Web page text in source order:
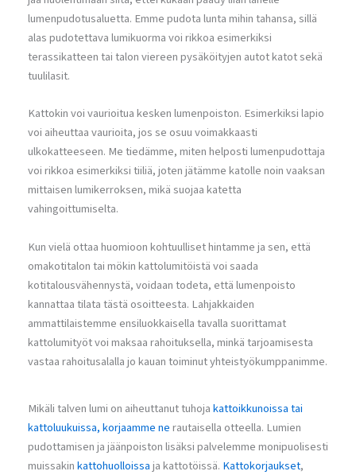
lumenpudotusaluetta. Emme pudota lunta mihin tahansa, sillä
alas pudotettava lumikuorma voi rikkoa esimerkiksi
terassikatteen tai talon viereen pysäköityjen autot katot sekä
tuulilasit.
Kattokin voi vaurioitua kesken lumenpoiston. Esimerkiksi lapio
voi aiheuttaa vaurioita, jos se osuu voimakkaasti
ulkokatteeseen. Me tiedämme, miten helposti lumenpudottaja
voi rikkoa esimerkiksi tiiliä, joten jätämme katolle noin vaaksan
mittaisen lumikerroksen, mikä suojaa katetta
vahingoittumiselta.
Kun vielä ottaa huomioon kohtuulliset hintamme ja sen, että
omakotitalon tai mökin kattolumitöistä voi saada
kotitalousvähennystä, voidaan todeta, että lumenpoisto
kannattaa tilata tästä osoitteesta. Lahjakkaiden
ammattilaistemme ensiluokkaisella tavalla suorittamat
kattolumityöt voi maksaa rahoituksella, minkä tarjoamisesta
vastaa rahoitusalalla jo kauan toiminut yhteistyökumppanimme.
Mikäli talven lumi on aiheuttanut tuhojakattoikkunoissa tai
kattoluukuissa, korjaamme nerautaisella otteella. Lumien
pudottamisen ja jäänpoiston lisäksi palvelemme monipuolisesti
muissakinkattohuolloissaja kattotöissä. Kattokorjaukset,